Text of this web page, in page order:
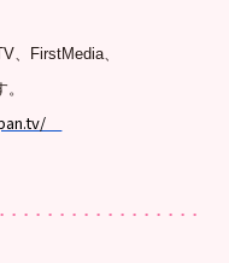
FirstMedia